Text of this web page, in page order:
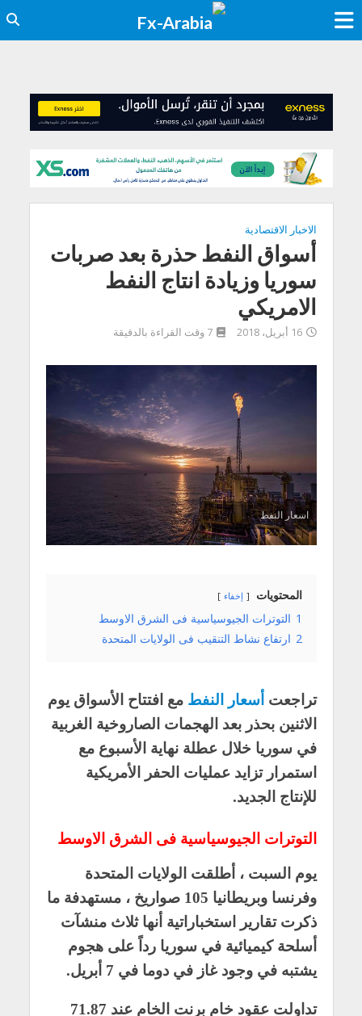
الاخبار الاقتصادية
أسواق النفط حذرة بعد صربات
سوريا وزيادة انتاج النفط
الامريكي
16 أبريل، 2018 7 وقت القراءة بالدقيقة
اسعار النفط
المحتويات إخفاء
1 التوترات الجيوسياسية فى الشرق الاوسط
2 ارتفاع نشاط التنقيب فى الولايات المتحدة
تراجعت أسعار النفط مع افتتاح الأسواق يوم
الاثنين بحذر بعد الهجمات الصاروخية الغربية
في سوريا خلال عطلة نهاية الأسبوع مع
استمرار تزايد عمليات الحفر الأمريكية
للإنتاج الجديد.
التوترات الجيوسياسية فى الشرق الاوسط
يوم السبت ، أطلقت الولايات المتحدة
وفرنسا وبريطانيا 105 صواريخ ، مستهدفة ما
ذكرت تقارير استخباراتية أنها ثلاث منشآت
أسلحة كيميائية في سوريا رداً على هجوم
يشتبه في وجود غاز في دوما في 7 أبريل.
تداولت عقود خام برنت الخام عند 71.87